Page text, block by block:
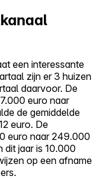
een interessante
zijn er 3 huizen
daarvoor. De
euro naar
de gemiddelde
euro. De
euro naar 249.000
dit jaar is 10.000
op een afname